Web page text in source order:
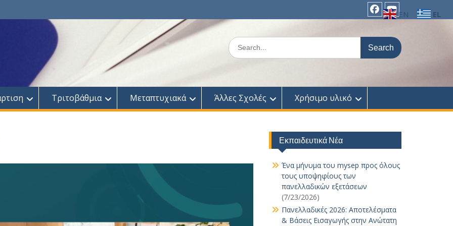
facebook
Youtube
Search
for:
Τριτοβάθμια Μεταπτυχιακά Άλλες Σχολές Χρήσιμο υλικό
Εκπαιδευτικά Νέα
Ένα μήνυμα του mysep προς όλους
τους υποψηφίους των
πανελλαδικών εξετάσεων
(7/23/2026)
Πανελλαδικές 2026: Αποτελέσματα
& Βάσεις Εισαγωγής στην Ανώτατη
EN EL